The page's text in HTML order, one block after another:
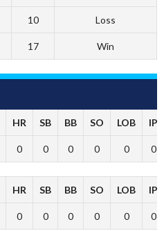
10 Loss
17 Win
HR SB BB SO LOB IP
0 0 0 0 0 0
HR SB BB SO LOB IP
0 0 0 0 0 0